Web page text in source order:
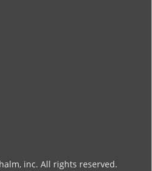
, inc. All rights reserved.